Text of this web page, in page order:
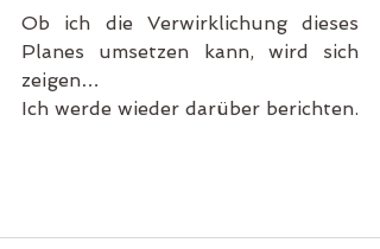
Ob ich die Verwirklichung dieses
Planes umsetzen kann, wird sich
zeigen…
Ich werde wieder darüber berichten.